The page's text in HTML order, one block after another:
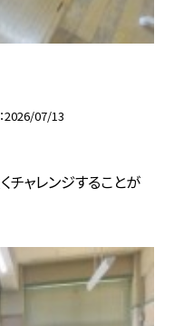
2026/07/13
チャレンジすることが